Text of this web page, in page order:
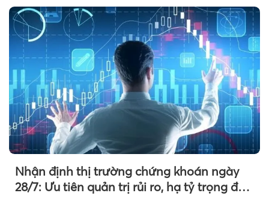
Nhận định thị trường chứng khoán ngày
28/7: Ưu tiên quản trị rủi ro, hạ tỷ trọng đòn